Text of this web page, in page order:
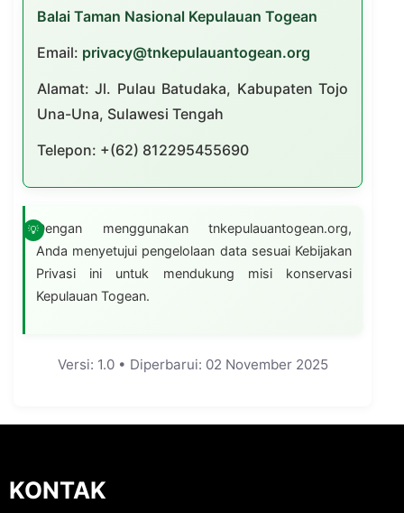
Balai Taman Nasional Kepulauan Togean
Email: privacy@tnkepulauantogean.org
Alamat: Jl. Pulau Batudaka, Kabupaten Tojo
Una-Una, Sulawesi Tengah
Telepon: +(62) 812295455690
Dengan menggunakan tnkepulauantogean.org,
Anda menyetujui pengelolaan data sesuai Kebijakan
Privasi ini untuk mendukung misi konservasi
Kepulauan Togean.
Versi: 1.0 • Diperbarui: 02 November 2025
KONTAK